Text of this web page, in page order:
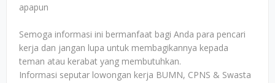
apapun
Semoga informasi ini bermanfaat bagi Anda para pencari
kerja dan jangan lupa untuk membagikannya kepada
teman atau kerabat yang membutuhkan.
Informasi seputar lowongan kerja BUMN, CPNS & Swasta